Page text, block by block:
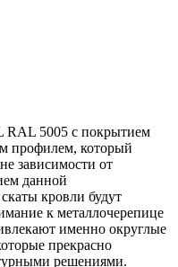
RAL 5005 с покрытием
профилем, который
зависимости от
данной
кровли будут
к металлочерепице
именно округлые
прекрасно
решениями.